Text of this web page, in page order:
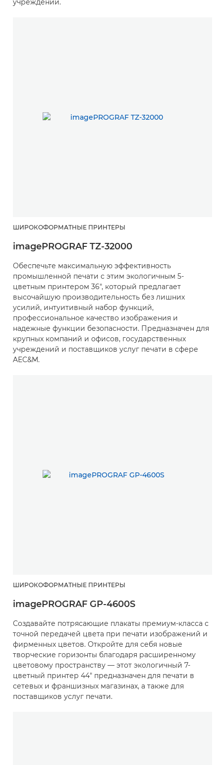
учреждений.
ШИРОКОФОРМАТНЫЕ ПРИНТЕРЫ
imagePROGRAF TZ-32000
Обеспечьте максимальную эффективность
промышленной печати с этим экологичным 5-
цветным принтером 36", который предлагает
высочайшую производительность без лишних
усилий, интуитивный набор функций,
профессиональное качество изображения и
надежные функции безопасности. Предназначен для
крупных компаний и офисов, государственных
учреждений и поставщиков услуг печати в сфере
AEC&M.
ШИРОКОФОРМАТНЫЕ ПРИНТЕРЫ
imagePROGRAF GP-4600S
Создавайте потрясающие плакаты премиум-класса с
точной передачей цвета при печати изображений и
фирменных цветов. Откройте для себя новые
творческие горизонты благодаря расширенному
цветовому пространству — этот экологичный 7-
цветный принтер 44" предназначен для печати в
сетевых и франшизных магазинах, а также для
поставщиков услуг печати.